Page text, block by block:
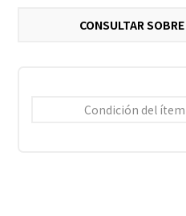
CONSULTAR
Condición del ítem